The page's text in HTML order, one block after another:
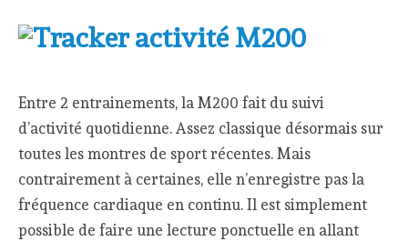
Entre 2 entrainements, la M200 fait du suivi
d’activité quotidienne. Assez classique désormais sur
toutes les montres de sport récentes. Mais
contrairement à certaines, elle n’enregistre pas la
fréquence cardiaque en continu. Il est simplement
possible de faire une lecture ponctuelle en allant